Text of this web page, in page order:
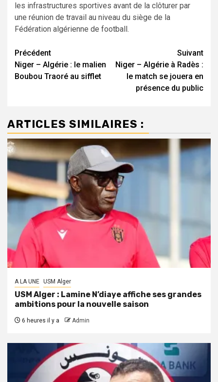
les infrastructures sportives avant de la clôturer par
une réunion de travail au niveau du siège de la
Fédération algérienne de football.
Navigation
d’article
Précédent
Niger – Algérie : le malien
Boubou Traoré au sifflet
Suivant
Niger – Algérie à Radès :
le match se jouera en
présence du public
ARTICLES SIMILAIRES :
A LA UNE USM Alger
USM Alger : Lamine N’diaye affiche ses grandes
ambitions pour la nouvelle saison
6 heures il y a Admin